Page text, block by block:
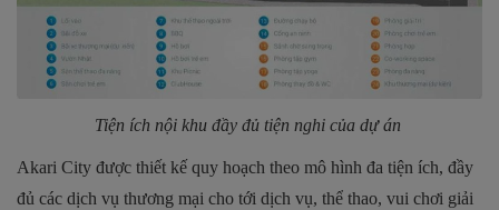
Tiện ích nội khu đầy đủ tiện nghi của dự án
Akari City được thiết kế quy hoạch theo mô hình đa tiện ích, đầy
đủ các dịch vụ thương mại cho tới dịch vụ, thể thao, vui chơi giải